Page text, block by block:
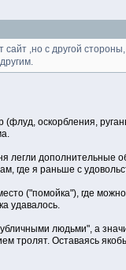
,но с другой
оскорбления,
дополнительные
где я раньше с
("помойка"), где
удавалось.
людьми", а
тролят. Оставаясь